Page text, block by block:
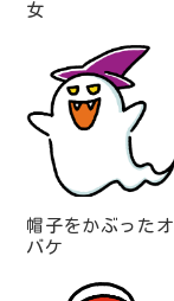
女
帽子をかぶったオ
バケ